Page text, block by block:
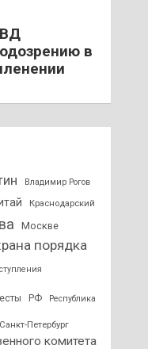
в
Владимир Рогов
Краснодарский
Москве
порядка
РФ Республика
Санкт-Петербург
комитета